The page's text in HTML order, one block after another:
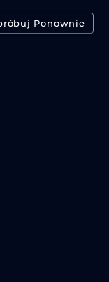
Ponownie